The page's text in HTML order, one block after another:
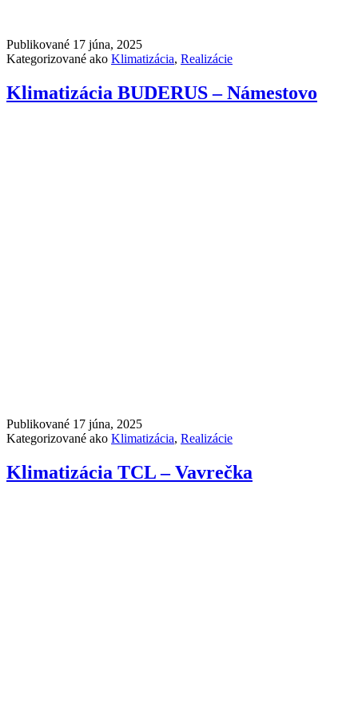
Publikované 17 júna, 2025
Kategorizované ako Klimatizácia, Realizácie
Klimatizácia BUDERUS – Námestovo
Publikované 17 júna, 2025
Kategorizované ako Klimatizácia, Realizácie
Klimatizácia TCL – Vavrečka